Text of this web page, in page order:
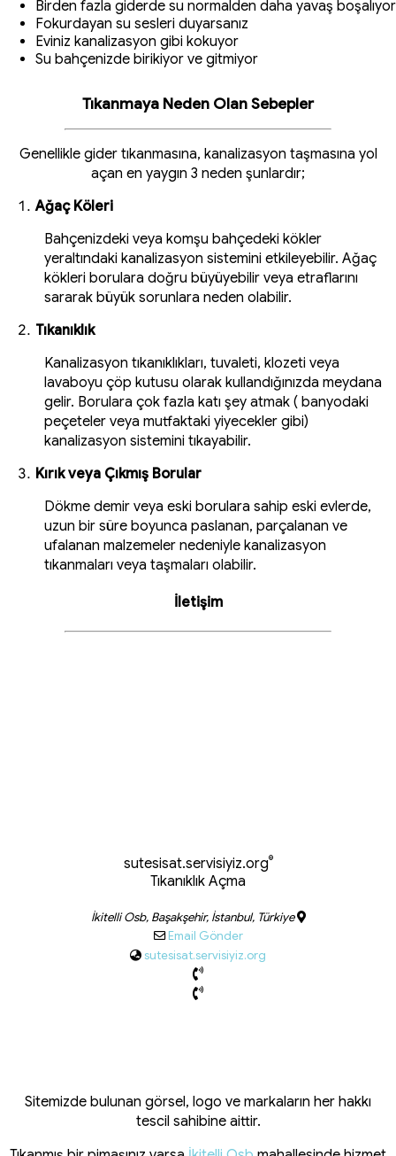
Birden fazla giderde su normalden daha yavaş boşalıyor
Fokurdayan su sesleri duyarsanız
Eviniz kanalizasyon gibi kokuyor
Su bahçenizde birikiyor ve gitmiyor
Tıkanmaya Neden Olan Sebepler
Genellikle gider tıkanmasına, kanalizasyon taşmasına yol
açan en yaygın 3 neden şunlardır;
Ağaç Köleri
Bahçenizdeki veya komşu bahçedeki kökler
yeraltındaki kanalizasyon sistemini etkileyebilir. Ağaç
kökleri borulara doğru büyüyebilir veya etraflarını
sararak büyük sorunlara neden olabilir.
Tıkanıklık
Kanalizasyon tıkanıklıkları, tuvaleti, klozeti veya
lavaboyu çöp kutusu olarak kullandığınızda meydana
gelir. Borulara çok fazla katı şey atmak ( banyodaki
peçeteler veya mutfaktaki yiyecekler gibi)
kanalizasyon sistemini tıkayabilir.
Kırık veya Çıkmış Borular
Dökme demir veya eski borulara sahip eski evlerde,
uzun bir süre boyunca paslanan, parçalanan ve
ufalanan malzemeler nedeniyle kanalizasyon
tıkanmaları veya taşmaları olabilir.
İletişim
sutesisat.servisiyiz.org®
Tıkanıklık Açma
İkitelli Osb, Başakşehir, İstanbul, Türkiye
Email Gönder
sutesisat.servisiyiz.org
Sitemizde bulunan görsel, logo ve markaların her hakkı
tescil sahibine aittir.